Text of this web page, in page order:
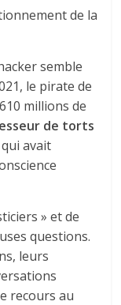
de la
semble
le pirate de
millions de
de torts
avait
» et de
questions.
leurs
recours au